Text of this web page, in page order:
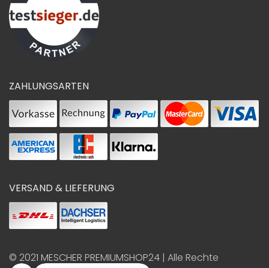
ZAHLUNGSARTEN
VERSAND & LIEFERUNG
© 2021 MESCHER PREMIUMSHOP24 | Alle Rechte